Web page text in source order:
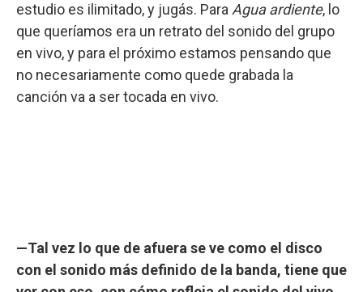
estudio es ilimitado, y jugás. Para Agua ardiente, lo
que queríamos era un retrato del sonido del grupo
en vivo, y para el próximo estamos pensando que
no necesariamente como quede grabada la
canción va a ser tocada en vivo.
—Tal vez lo que de afuera se ve como el disco
con el sonido más definido de la banda, tiene que